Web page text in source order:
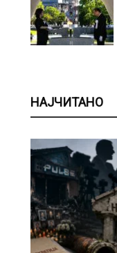
НАЈЧИТАНО